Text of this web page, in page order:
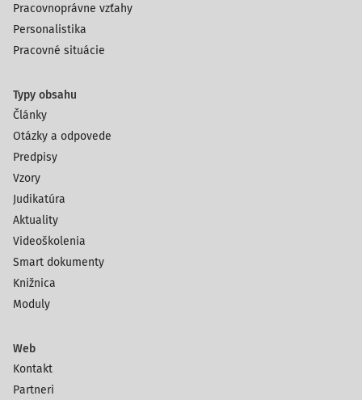
Pracovnoprávne vzťahy
Personalistika
Pracovné situácie
Typy obsahu
Články
Otázky a odpovede
Predpisy
Vzory
Judikatúra
Aktuality
Videoškolenia
Smart dokumenty
Knižnica
Moduly
Web
Kontakt
Partneri